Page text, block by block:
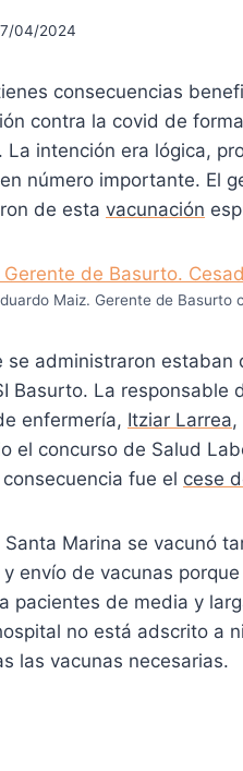
04/2024
consecuencias
contra la covid de
La intención era lógica,
número importante. El
de esta vacunación
Maiz. Gerente de Basurto
se administraron
Basurto. La
enfermería, Itziar Larrea
el concurso de Salud
fue el cese
Santa Marina se vacunó
envío de vacunas
pacientes de media y
no está adscrito a
las vacunas necesarias.